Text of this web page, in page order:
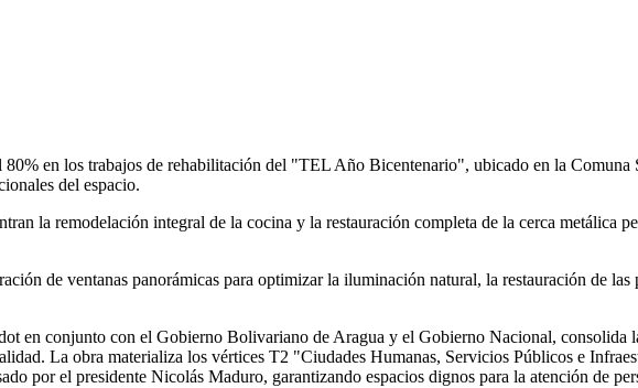
en los trabajos de rehabilitación del "TEL Año Bicentenario", ubicado en la Comuna
del espacio.
la remodelación integral de la cocina y la restauración completa de la cerca metálica
de ventanas panorámicas para optimizar la iluminación natural, la restauración de
en conjunto con el Gobierno Bolivariano de Aragua y el Gobierno Nacional, consolida
La obra materializa los vértices T2 "Ciudades Humanas, Servicios Públicos e
por el presidente Nicolás Maduro, garantizando espacios dignos para la atención de